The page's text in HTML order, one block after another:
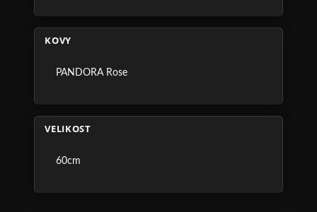
KOVY
PANDORA Rose
VELIKOST
60cm